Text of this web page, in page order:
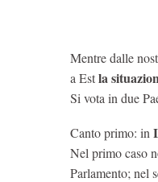
Mentre dalle
a Estla
Si vota in due
Canto primo: in
Nel primo caso
Parlamento; nel